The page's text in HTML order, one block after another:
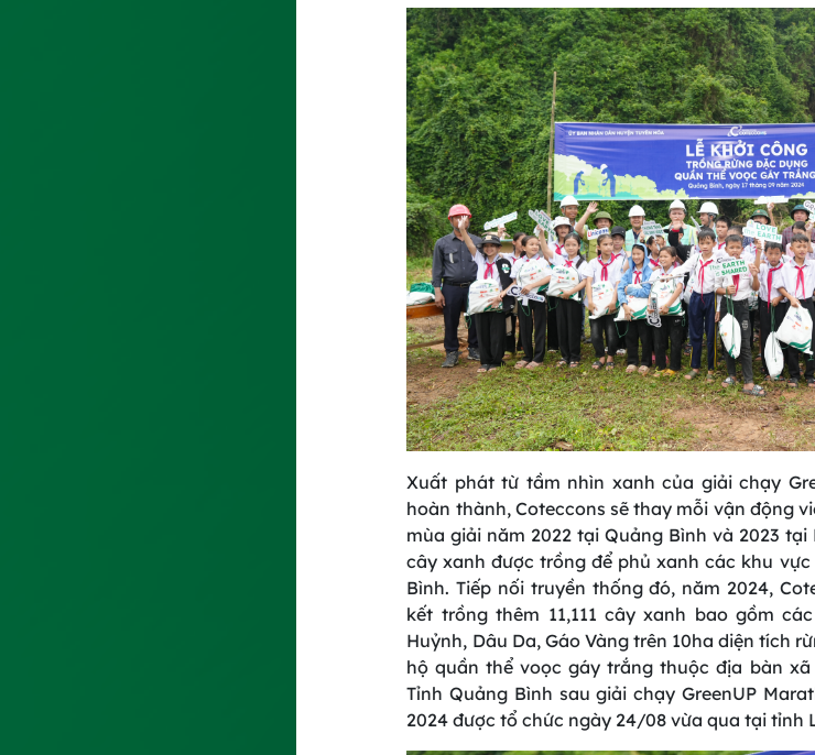
Xuất phát từ tầm nhìn xanh của giải chạy
hoàn thành, Coteccons sẽ thay mỗi vận động
mùa giải năm 2022 tại Quảng Bình và 2023
cây xanh được trồng để phủ xanh các khu
Bình. Tiếp nối truyền thống đó, năm 2024,
kết trồng thêm 11,111 cây xanh bao gồm
Huỷnh, Dâu Da, Gáo Vàng trên 10ha diện tích
hộ quần thể voọc gáy trắng thuộc địa bàn xã
Tỉnh Quảng Bình sau giải chạy GreenUP
2024 được tổ chức ngày 24/08 vừa qua tại tỉnh